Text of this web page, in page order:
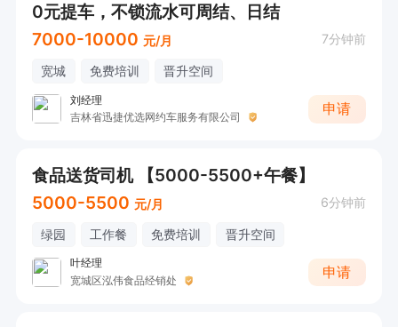
0元提车，不锁流水可周结、日结
7000-10000 元/月 7分钟前
宽城 免费培训 晋升空间
刘经理
吉林省迅捷优选网约车服务有限公司
申请
食品送货司机 【5000-5500+午餐】
5000-5500 元/月 6分钟前
绿园 工作餐 免费培训 晋升空间
叶经理
宽城区泓伟食品经销处
申请